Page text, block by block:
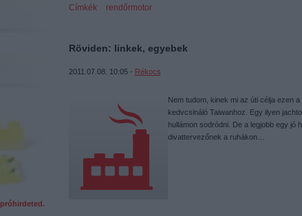
Címkék» rendőrmotor
Röviden: linkek, egyebek
2011.07.08. 10:05 - Rékocs
Nem tudom, kinek mi az úti célja ezen
kedvcsináló Taiwanhoz. Egy ilyen
hullámon sodródni. De a legjobb egy jó
divattervezőnek a ruhákon…